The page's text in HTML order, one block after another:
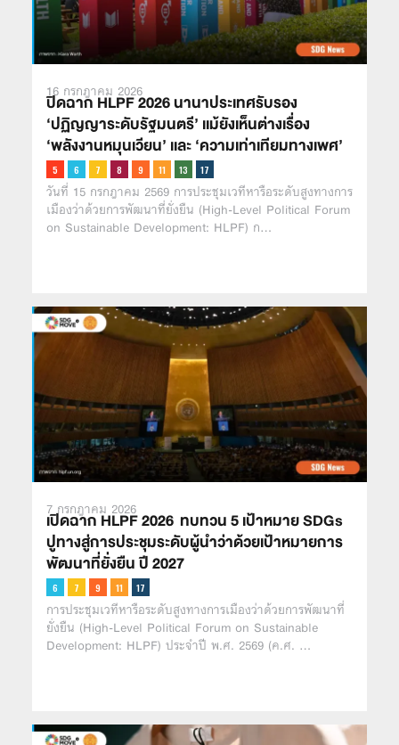
16 กรกฎาคม 2026
ปิดฉาก HLPF 2026 นานาประเทศรับรอง
‘ปฏิญญาระดับรัฐมนตรี’ เเม้ยังเห็นต่างเรื่อง
‘พลังงานหมุนเวียน’ เเละ ‘ความเท่าเทียมทางเพศ’
วันที่ 15 กรกฎาคม 2569 การประชุมเวทีหารือระดับสูงทางการ
เมืองว่าด้วยการพัฒนาที่ยั่งยืน (High-Level Political Forum
on Sustainable Development: HLPF) ก…
7 กรกฎาคม 2026
เปิดฉาก HLPF 2026 ทบทวน 5 เป้าหมาย SDGs
ปูทางสู่การประชุมระดับผู้นำว่าด้วยเป้าหมายการ
พัฒนาที่ยั่งยืน ปี 2027
การประชุมเวทีหารือระดับสูงทางการเมืองว่าด้วยการพัฒนาที่
ยั่งยืน (High-Level Political Forum on Sustainable
Development: HLPF) ประจำปี พ.ศ. 2569 (ค.ศ. …